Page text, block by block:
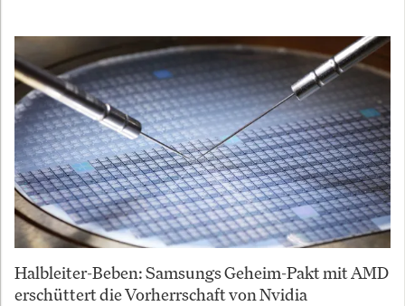
Halbleiter-Beben: Samsungs Geheim-Pakt mit AMD
erschüttert die Vorherrschaft von Nvidia